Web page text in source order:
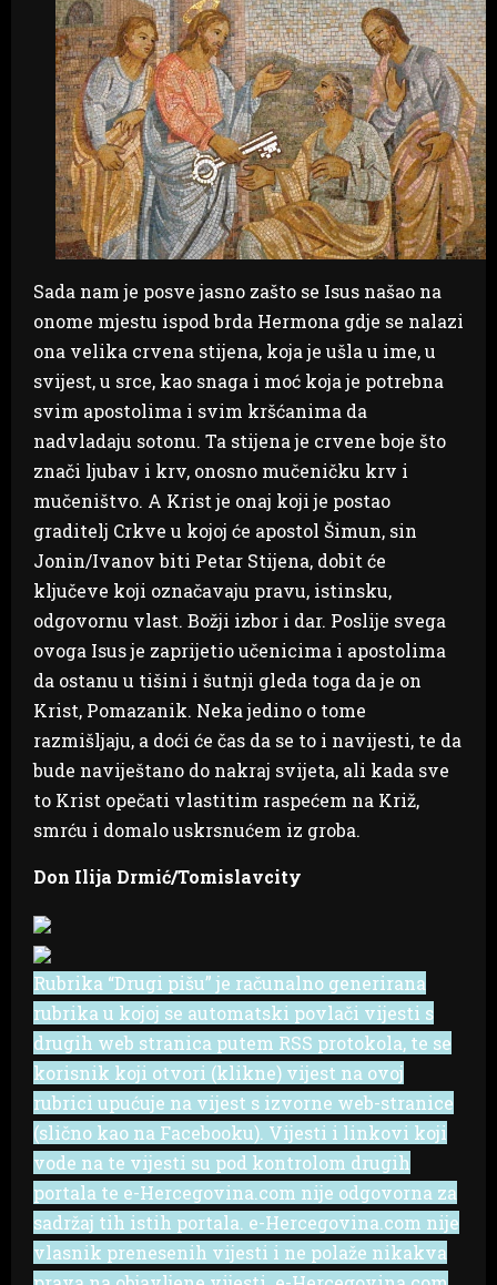
Sada nam je posve jasno zašto se Isus našao na
onome mjestu ispod brda Hermona gdje se nalazi
ona velika crvena stijena, koja je ušla u ime, u
svijest, u srce, kao snaga i moć koja je potrebna
svim apostolima i svim kršćanima da
nadvladaju sotonu. Ta stijena je crvene boje što
znači ljubav i krv, onosno mučeničku krv i
mučeništvo. A Krist je onaj koji je postao
graditelj Crkve u kojoj će apostol Šimun, sin
Jonin/Ivanov biti Petar Stijena, dobit će
ključeve koji označavaju pravu, istinsku,
odgovornu vlast. Božji izbor i dar. Poslije svega
ovoga Isus je zaprijetio učenicima i apostolima
da ostanu u tišini i šutnji gleda toga da je on
Krist, Pomazanik. Neka jedino o tome
razmišljaju, a doći će čas da se to i navijesti, te da
bude naviještano do nakraj svijeta, ali kada sve
to Krist opečati vlastitim raspećem na Križ,
smrću i domalo uskrsnućem iz groba.
Don Ilija Drmić/Tomislavcity
Rubrika “Drugi pišu” je računalno generirana
rubrika u kojoj se automatski povlači vijesti s
drugih web stranica putem RSS protokola, te se
korisnik koji otvori (klikne) vijest na ovoj
rubrici upućuje na vijest s izvorne web-stranice
(slično kao na Facebooku). Vijesti i linkovi koji
vode na te vijesti su pod kontrolom drugih
portala te e-Hercegovina.com nije odgovorna za
sadržaj tih istih portala. e-Hercegovina.com nije
vlasnik prenesenih vijesti i ne polaže nikakva